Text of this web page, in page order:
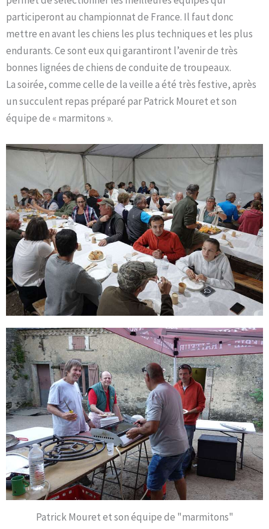
participeront au championnat de France. Il faut donc
mettre en avant les chiens les plus techniques et les plus
endurants. Ce sont eux qui garantiront l’avenir de très
bonnes lignées de chiens de conduite de troupeaux.
La soirée, comme celle de la veille a été très festive, après
un succulent repas préparé par Patrick Mouret et son
équipe de « marmitons ».
Patrick Mouret et son équipe de "marmitons"